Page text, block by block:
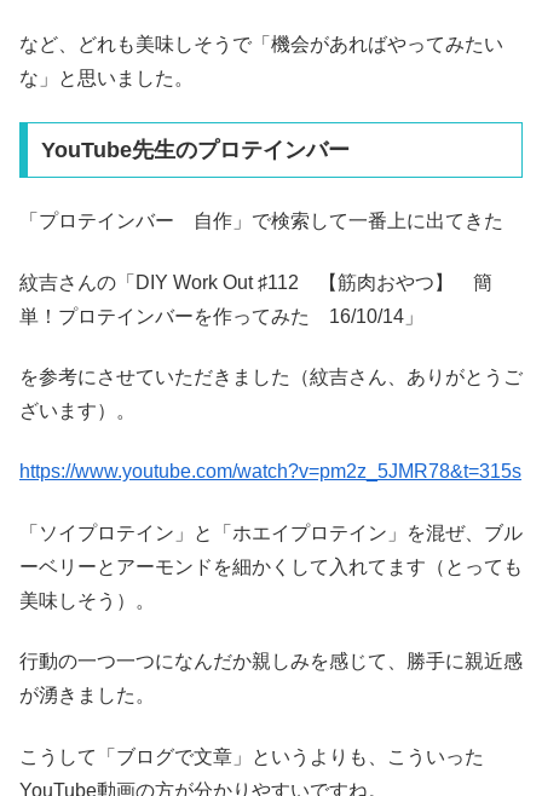
など、どれも美味しそうで「機会があればやってみたい
な」と思いました。
YouTube先生のプロテインバー
「プロテインバー 自作」で検索して一番上に出てきた
紋吉さんの「DIY Work Out ♯112 【筋肉おやつ】 簡
単！プロテインバーを作ってみた 16/10/14」
を参考にさせていただきました（紋吉さん、ありがとうご
ざいます）。
https://www.youtube.com/watch?v=pm2z_5JMR78&t=315s
「ソイプロテイン」と「ホエイプロテイン」を混ぜ、ブル
ーベリーとアーモンドを細かくして入れてます（とっても
美味しそう）。
行動の一つ一つになんだか親しみを感じて、勝手に親近感
が湧きました。
こうして「ブログで文章」というよりも、こういった
YouTube動画の方が分かりやすいですね。